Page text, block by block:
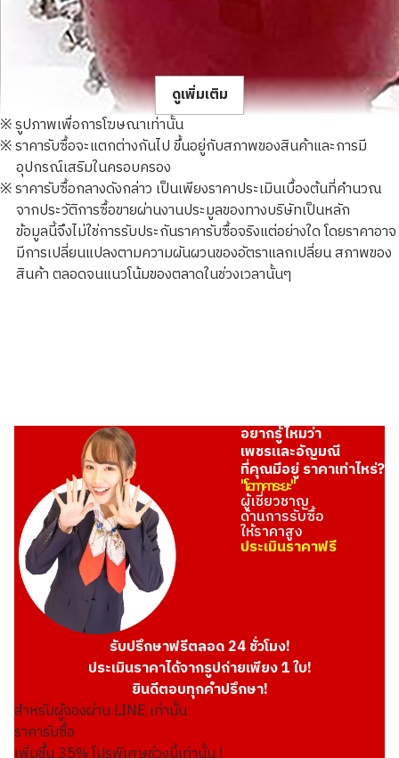
Ruby ring 24.38 carats
ราคารับซื้ออ้างอิง
THB 39,657.76
ดูเพิ่มเติม
※ รูปภาพเพื่อการโฆษณาเท่านั้น
※ ราคารับซื้อจะแตกต่างกันไป ขึ้นอยู่กับสภาพของสินค้าและการมี
อุปกรณ์เสริมในครอบครอง
※ ราคารับซื้อกลางดังกล่าว เป็นเพียงราคาประเมินเบื้องต้นที่คำนวณ
จากประวัติการซื้อขายผ่านงานประมูลของทางบริษัทเป็นหลัก
ข้อมูลนี้จึงไม่ใช่การรับประกันราคารับซื้อจริงแต่อย่างใด โดยราคาอาจ
มีการเปลี่ยนแปลงตามความผันผวนของอัตราแลกเปลี่ยน สภาพของ
สินค้า ตลอดจนแนวโน้มของตลาดในช่วงเวลานั้นๆ
อยากรู้ไหมว่า
เพชรและอัญมณี
ที่คุณมีอยู่ ราคาเท่าไหร่?
"โอทาคาระยะ"
ผู้เชี่ยวชาญ
ด้านการรับซื้อ
ให้ราคาสูง
ประเมินราคาฟรี
รับปรึกษาฟรีตลอด 24 ชั่วโมง!
ประเมินราคาได้จากรูปถ่ายเพียง 1 ใบ!
ยินดีตอบทุกคำปรึกษา!
สำหรับผู้จองผ่าน LINE เท่านั้น
ราคารับซื้อ